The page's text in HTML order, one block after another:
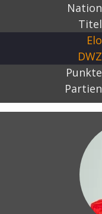
Nation
Titel
Elo
DWZ
Punkte
Partien